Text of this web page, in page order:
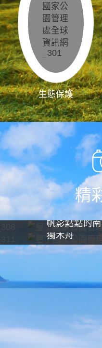
生態保護
精
帆影點點的
獨木舟